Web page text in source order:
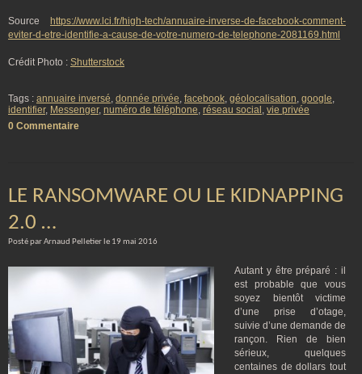
Source
https://www.lci.fr/high-tech/annuaire-inverse-de-facebook-comment-
eviter-d-etre-identifie-a-cause-de-votre-numero-de-telephone-2081169.html
Crédit Photo : Shutterstock
Tags : annuaire inversé, donnée privée, facebook, géolocalisation, google,
identifier, Messenger, numéro de téléphone, réseau social , vie privée
0 Commentaire
LE RANSOMWARE OU LE KIDNAPPING
2.0 …
Posté par Arnaud Pelletier le 19 mai 2016
Autant y être préparé : il
est probable que vous
soyez bientôt victime
d’une prise d’otage,
suivie d’une demande de
rançon. Rien de bien
sérieux, quelques
centaines de dollars tout